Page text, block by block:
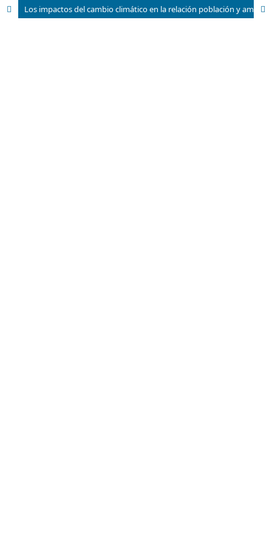
Los impactos del cambio climático en la relación población y ambiente en el Caribe